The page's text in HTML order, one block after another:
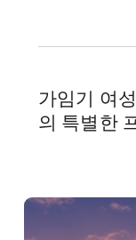
Best
가임기 여
의 특별한